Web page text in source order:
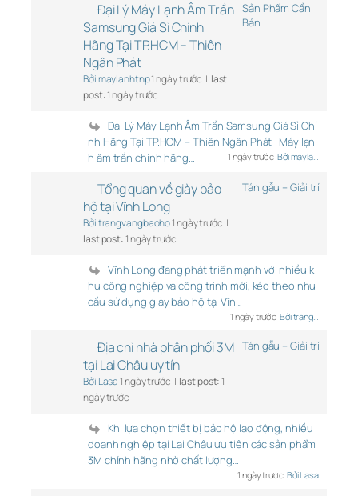
Đại Lý Máy Lạnh Âm Trần
Samsung Giá Sỉ Chính
Hãng Tại TP.HCM – Thiên
Ngân Phát
Bởi maylanhtnp1 ngày trước | last
post:1 ngày trước
Sản Phẩm Cần
Bán
Đại Lý Máy Lạnh Âm Trần Samsung Giá Sỉ Chí
nh Hãng Tại TP.HCM – Thiên Ngân Phát Máy lạn
h âm trần chính hãng…
1 ngày trước Bởi mayla…
Tổng quan về giày bảo
hộ tại Vĩnh Long
Bởi trangvangbaoho1 ngày trước |
last post:1 ngày trước
Tán gẫu – Giải trí
Vĩnh Long đang phát triển mạnh với nhiều k
hu công nghiệp và công trình mới, kéo theo nhu
cầu sử dụng giày bảo hộ tại Vĩn…
1 ngày trước Bởi trang…
Địa chỉ nhà phân phối 3M
tại Lai Châu uy tín
Bởi Lasa1 ngày trước | last post:1
ngày trước
Tán gẫu – Giải trí
Khi lựa chọn thiết bị bảo hộ lao động, nhiều
doanh nghiệp tại Lai Châu ưu tiên các sản phẩm
3M chính hãng nhờ chất lượng…
1 ngày trước Bởi Lasa